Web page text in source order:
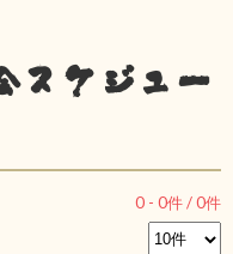
スケジュー
0 - 0件 /0件